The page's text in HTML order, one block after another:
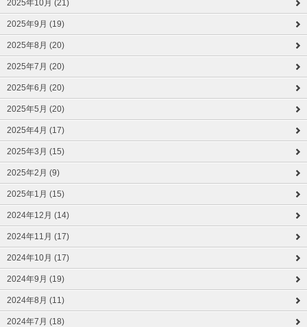
2025年10月 (21)
2025年9月 (19)
2025年8月 (20)
2025年7月 (20)
2025年6月 (20)
2025年5月 (20)
2025年4月 (17)
2025年3月 (15)
2025年2月 (9)
2025年1月 (15)
2024年12月 (14)
2024年11月 (17)
2024年10月 (17)
2024年9月 (19)
2024年8月 (11)
2024年7月 (18)